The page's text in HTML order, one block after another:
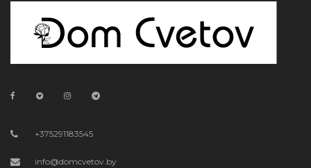
+375291183545
info@domcvetov.by